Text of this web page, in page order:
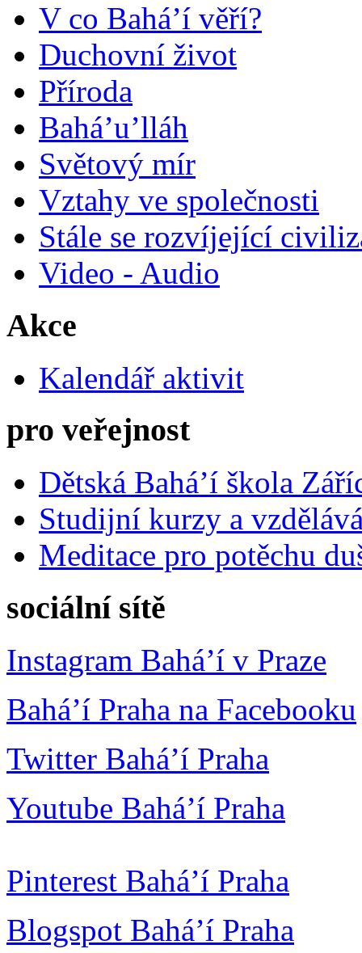
V co Bahá’í věří?
Duchovní život
Příroda
Bahá’u’lláh
Světový mír
Vztahy ve společnosti
Stále se rozvíjející
Video - Audio
Akce
Kalendář aktivit
pro veřejnost
Dětská Bahá’í škola
Studijní kurzy a
Meditace pro potěchu
sociální sítě
Instagram Bahá’í v Praze
Bahá’í Praha na Facebooku
Twitter Bahá’í Praha
Youtube Bahá’í Praha
Pinterest Bahá’í Praha
Blogspot Bahá’í Praha